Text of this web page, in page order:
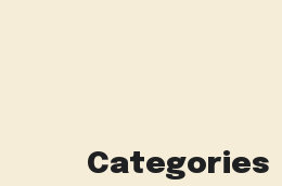
Categories